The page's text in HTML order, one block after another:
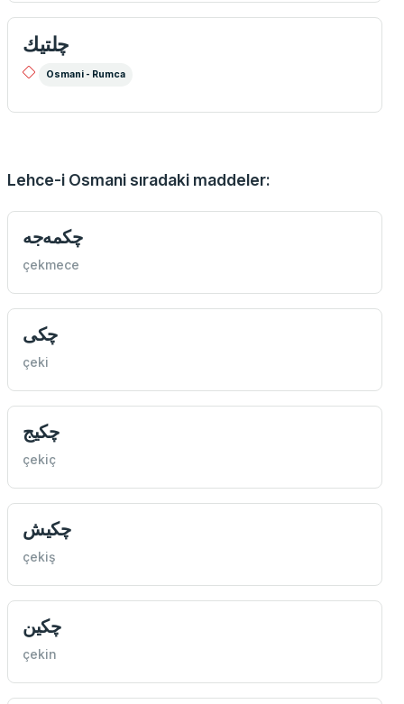
چلتيك
Osmani - Rumca
Lehce-i Osmani sıradaki maddeler:
چكمه‌جه
çekmece
چكی
çeki
چكيج
çekiç
چكيش
çekiş
چكين
çekin